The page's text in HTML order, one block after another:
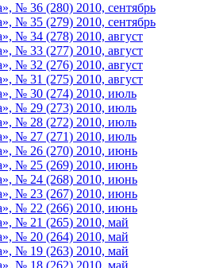
№ 36 (280) 2010, сентябрь
№ 35 (279) 2010, сентябрь
№ 34 (278) 2010, август
№ 33 (277) 2010, август
№ 32 (276) 2010, август
№ 31 (275) 2010, август
№ 30 (274) 2010, июль
№ 29 (273) 2010, июль
№ 28 (272) 2010, июль
№ 27 (271) 2010, июль
№ 26 (270) 2010, июнь
№ 25 (269) 2010, июнь
№ 24 (268) 2010, июнь
№ 23 (267) 2010, июнь
№ 22 (266) 2010, июнь
№ 21 (265) 2010, май
№ 20 (264) 2010, май
№ 19 (263) 2010, май
№ 18 (262) 2010, май